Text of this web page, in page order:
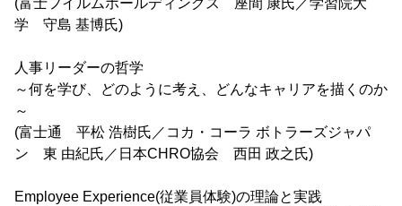
学 守島 基博氏)
人事リーダーの哲学
～何を学び、どのように考え、どんなキャリアを描くのか
～
(富士通 平松 浩樹氏／コカ・コーラ ボトラーズジャパ
ン 東 由紀氏／日本CHRO協会 西田 政之氏)
Employee Experience(従業員体験)の理論と実践